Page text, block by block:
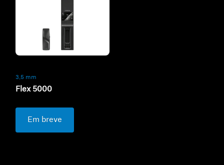
3,5 mm
Flex 5000
Em breve